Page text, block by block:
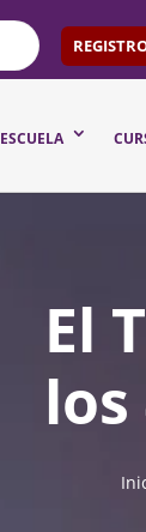
ESCUELA
El